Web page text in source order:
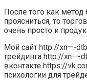
После того как
проясниться, то
очень просто и
Мой сайт http://xn—-
трейдинга http://xn—-
вконтакте https://
психологии для